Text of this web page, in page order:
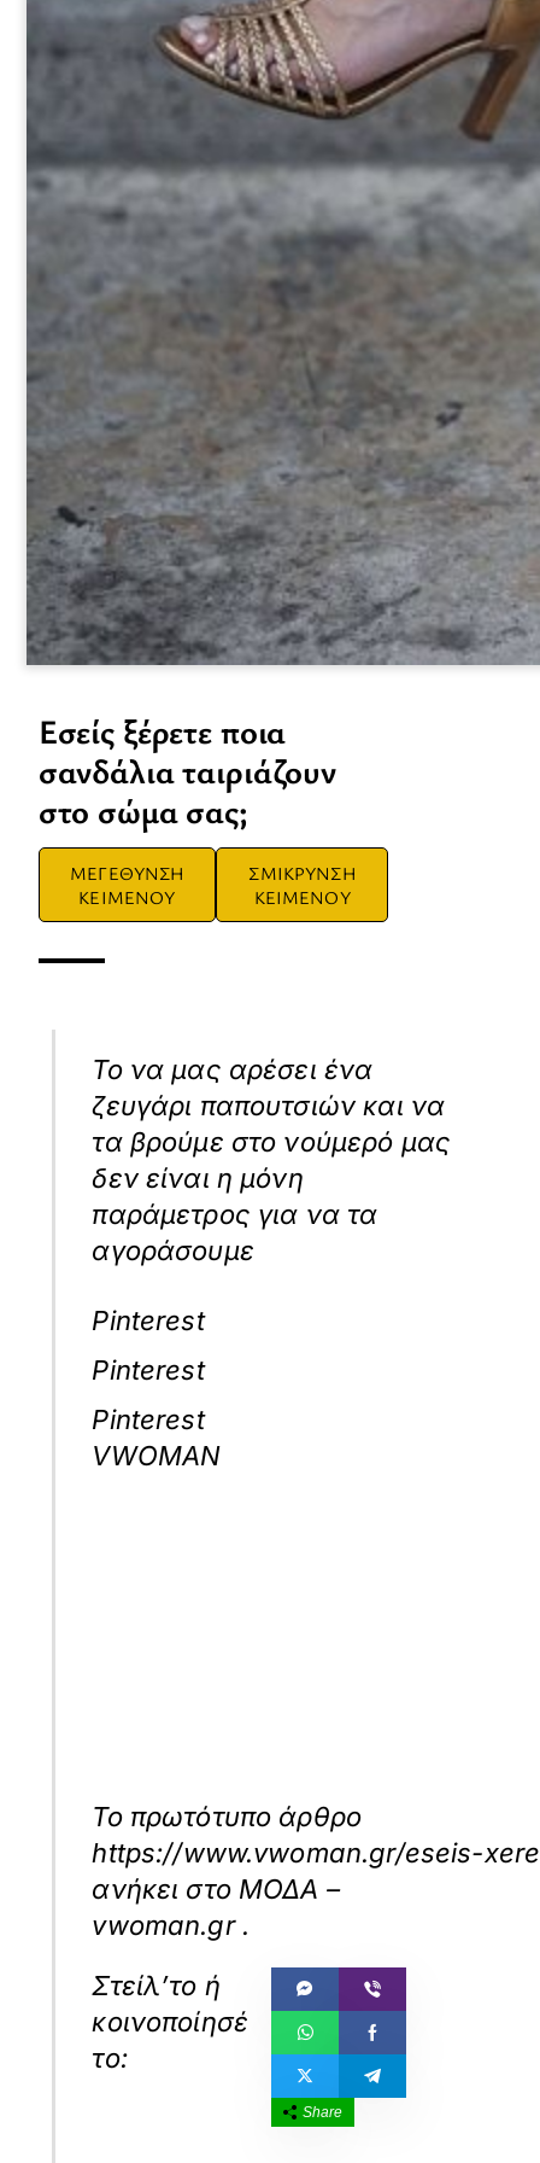
Εσείς ξέρετε ποια
σανδάλια ταιριάζουν
στο σώμα σας;
ΜΕΓΕΘΥΝΣΗ
ΚΕΙΜΕΝΟΥ
ΣΜΙΚΡΥΝΣΗ
ΚΕΙΜΕΝΟΥ
Το να μας αρέσει ένα
ζευγάρι παπουτσιών και να
τα βρούμε στο νούμερό μας
δεν είναι η μόνη
παράμετρος για να τα
αγοράσουμε
Pinterest
Pinterest
Pinterest
VWOMAN
Το πρωτότυπο άρθρο
https://www.vwoman.gr/eseis-
ανήκει στο ΜΟΔΑ –
vwoman.gr.
Share